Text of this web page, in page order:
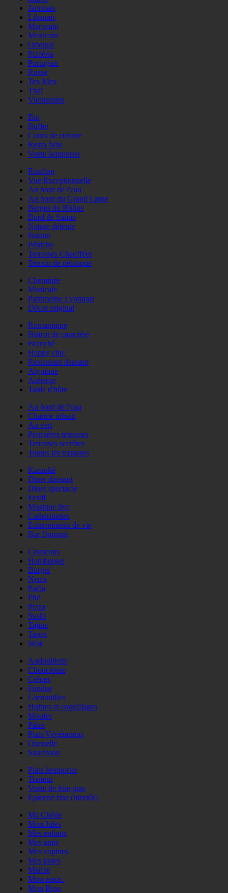
Japonais
Libanais
Marocain
Mexicain
Oriental
Pizzéria
Portugais
Russe
Tex Mex
Thaï
Vietnamien
Bio
Buffet
Cours de cuisine
Resto àvin
Vente àemporter
Rooftop
Vue Exceptionnelle
Au bord de l'eau
Au bord du Grand Large
Berges du Rhône
Bord de Saône
Nature détente
Bateau
Péniche
Terrasses Chauffées
Terrain de pétanque
Cheminée
Musicale
Patrimoine Lyonnais
Décor original
Romantique
Bistrot de caractère
Branché
Happy chic
Restaurant dansant
Atypique
Auberge
Table d'hôte
Au bord de l'eau
Charme urbain
Au vert
Premières terrasses
Terrasses secrètes
Toutes les terrasses
Karaoké
Diner dansant
Diner spectacle
Festif
Musique live
Catherinettes
Enterrements de vie
Bar Dansant
Couscous
Hamburger
Burger
Nems
Paëla
Phö
Pizza
Sushi
Tajine
Tapas
Wok
Andouillette
Choucroute
Crêpes
Fondue
Grenouilles
Huitres et coquillages
Moules
Pâtes
Plats Végétariens
Quenelle
Saucisson
Plats àemporter
Traiteur
Vente de foie gras
Epicerie fine (bientôt)
Ma Chérie
Mon Jules
Mes enfants
Mes amis
Mes copines
Mes potes
Mamie
Mon assoc.
Mon Boss